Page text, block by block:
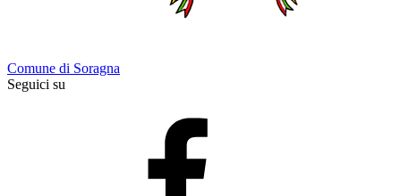
Comune di Soragna
Seguici su